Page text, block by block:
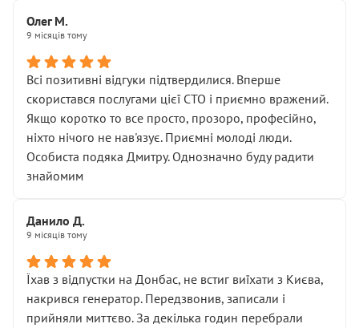
Олег М.
9 місяців тому
Всі позитивні відгуки підтвердилися. Вперше
скористався послугами цієї СТО і приємно вражений.
Якщо коротко то все просто, прозоро, професійно,
ніхто нічого не нав'язує. Приємні молоді люди.
Особиста подяка Дмитру. Однозначно буду радити
знайомим
Данило Д.
9 місяців тому
Їхав з відпустки на Донбас, не встиг виїхати з Києва,
накрився генератор. Передзвонив, записали і
прийняли миттєво. За декілька годин перебрали